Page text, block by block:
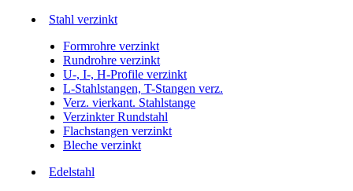
Stahl verzinkt
Formrohre verzinkt
Rundrohre verzinkt
U-, I-, H-Profile verzinkt
L-Stahlstangen, T-Stangen verz.
Verz. vierkant. Stahlstange
Verzinkter Rundstahl
Flachstangen verzinkt
Bleche verzinkt
Edelstahl